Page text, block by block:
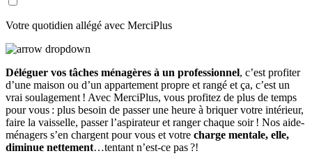
Votre quotidien allégé avec MerciPlus
Déléguer vos tâches ménagères à un professionnel, c’est profiter
d’une maison ou d’un appartement propre et rangé et ça, c’est un
vrai soulagement ! Avec MerciPlus, vous profitez de plus de temps
pour vous : plus besoin de passer une heure à briquer votre intérieur,
faire la vaisselle, passer l’aspirateur et ranger chaque soir ! Nos aide-
ménagers s’en chargent pour vous et votre charge mentale, elle,
diminue nettement…tentant n’est-ce pas ?!